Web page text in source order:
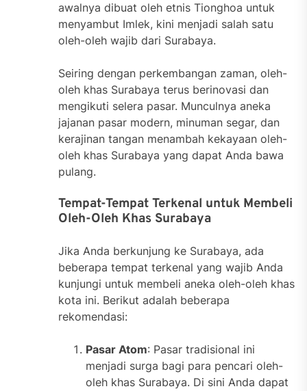
awalnya dibuat oleh etnis Tionghoa untuk
menyambut Imlek, kini menjadi salah satu
oleh-oleh wajib dari Surabaya.
Seiring dengan perkembangan zaman, oleh-
oleh khas Surabaya terus berinovasi dan
mengikuti selera pasar. Munculnya aneka
jajanan pasar modern, minuman segar, dan
kerajinan tangan menambah kekayaan oleh-
oleh khas Surabaya yang dapat Anda bawa
pulang.
Tempat-Tempat Terkenal untuk Membeli
Oleh-Oleh Khas Surabaya
Jika Anda berkunjung ke Surabaya, ada
beberapa tempat terkenal yang wajib Anda
kunjungi untuk membeli aneka oleh-oleh khas
kota ini. Berikut adalah beberapa
rekomendasi:
Pasar Atom: Pasar tradisional ini
menjadi surga bagi para pencari oleh-
oleh khas Surabaya. Di sini Anda dapat